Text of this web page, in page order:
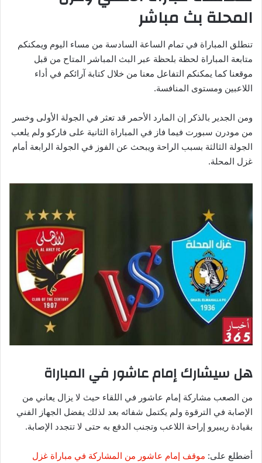
المحلة بث مباشر
تنطلق المباراة في تمام الساعة السادسة من مساء اليوم ويمكنكم
متابعة المباراة لحظة بلحظة عبر البث المباشر المتاح من قبل
موقعنا كما يمكنكم التفاعل معنا من خلال كتابة آرائكم في أداء
اللاعبين ومستوى المنافسة.
ومن الجدير بالذكر إن المارد الأحمر قد تعثر في الجولة الأولى وخسر
من مودرن سبورت فيما فاز في المباراة الثانية على فاركو ولم يلعب
الجولة الثالثة بسبب الراحة ويبحث عن الفوز في الجولة الرابعة أمام
غزل المحلة.
هل سيشارك إمام عاشور في المباراة
من الصعب مشاركة إمام عاشور في اللقاء حيث لا يزال يعاني من
الإصابة في الترقوة ولم يكتمل شفائه بعد لذلك يفضل الجهاز الفني
بقيادة ريبيرو إراحة اللاعب وتجنب الدفع به حتى لا تتجدد الإصابة.
أضطلع على: موقف إمام عاشور من المشاركة في مباراة غزل